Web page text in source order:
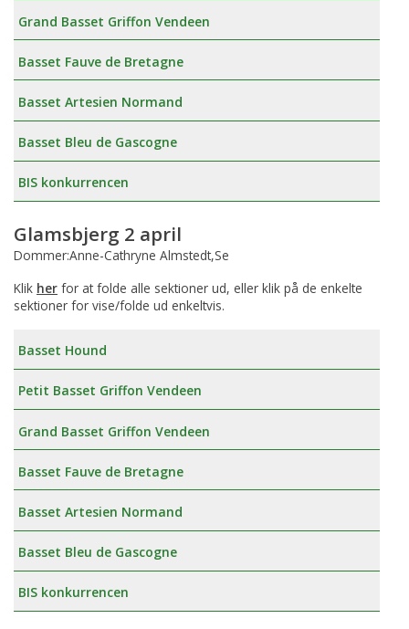
Grand Basset Griffon Vendeen
Basset Fauve de Bretagne
Basset Artesien Normand
Basset Bleu de Gascogne
BIS konkurrencen
Glamsbjerg 2 april
Dommer:Anne-Cathryne Almstedt,Se
Klik her for at folde alle sektioner ud, eller klik på de enkelte
sektioner for vise/folde ud enkeltvis.
Basset Hound
Petit Basset Griffon Vendeen
Grand Basset Griffon Vendeen
Basset Fauve de Bretagne
Basset Artesien Normand
Basset Bleu de Gascogne
BIS konkurrencen